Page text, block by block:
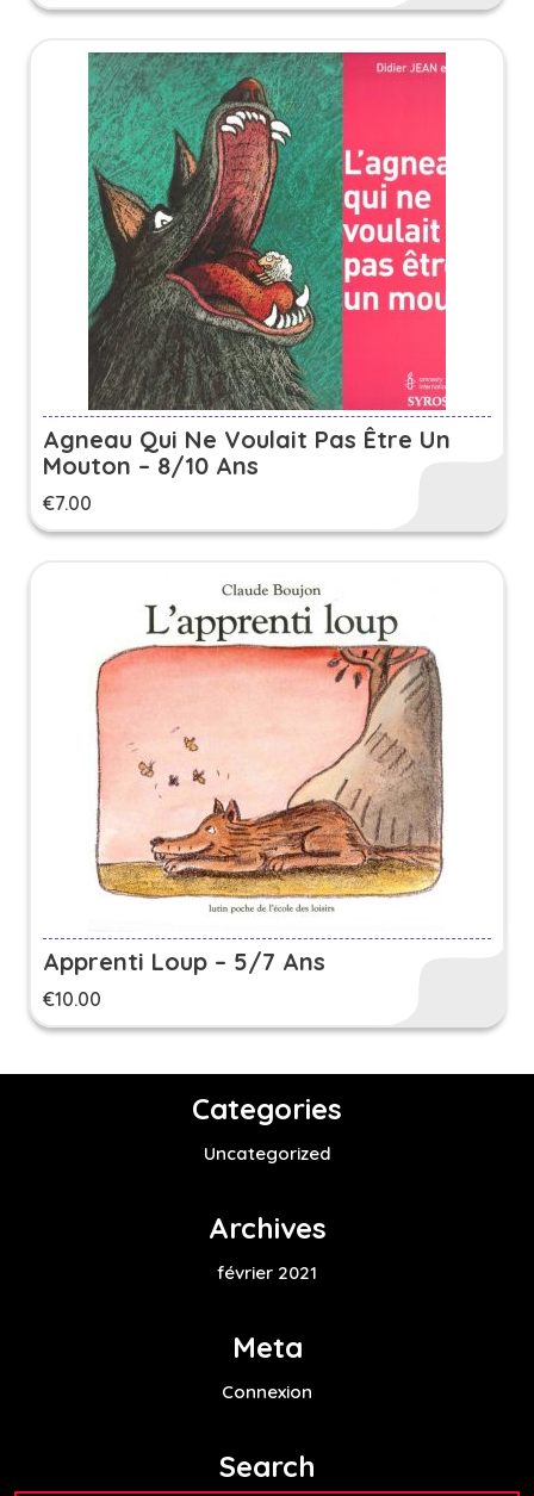
Agneau Qui Ne Voulait Pas Être Un
Mouton – 8/10 Ans
€7.00
Apprenti Loup – 5/7 Ans
€10.00
Categories
Uncategorized
Archives
février 2021
Meta
Connexion
Search